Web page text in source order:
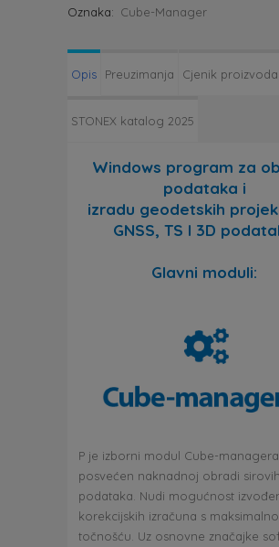
Oznaka: Cube-Manager
Opis Preuzimanja Cjenik proizvoda
STONEX katalog 2025
Windows program za
podataka i
izradu geodetskih
GNSS, TS I 3D
Glavni moduli:
P je izborni modul Cube-managera
posvećen naknadnoj obradi sirovih
podataka. Nudi mogućnost
korekcijskih izračuna s
točnošću. Uz osnovne značajke